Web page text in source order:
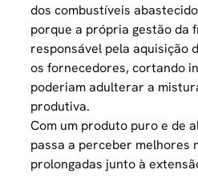
dos combustíveis
porque a própria gestão da
responsável pela aquisição
os fornecedores, cortando
poderiam adulterar a
produtiva.
Com um produto puro e de
passa a perceber melhores
prolongadas junto à